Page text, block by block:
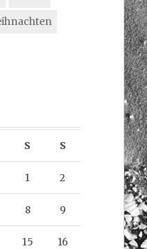
S S
1 2
8 9
15 16